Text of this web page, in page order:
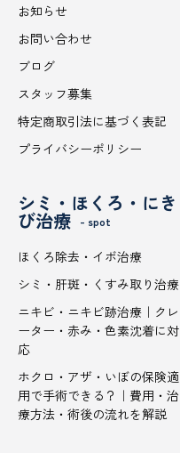
お知らせ
お問い合わせ
ブログ
スタッフ募集
特定商取引法に基づく表記
プライバシーポリシー
シミ・ほくろ・にき
び治療 - spot
ほくろ除去・イボ治療
シミ・肝斑・くすみ取り治療
ニキビ・ニキビ跡治療｜クレ
ーター・赤み・色素沈着に対
応
ホクロ・アザ・いぼの保険適
用で手術できる？｜費用・治
療方法・術後の流れを解説